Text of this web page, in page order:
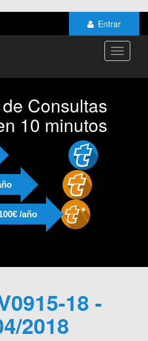
Entrar
Toggle
Consultas
10 minutos
/año
18 -
2018